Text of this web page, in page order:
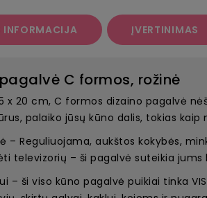
INFORMACIJA ĮVERTINIMAS
C formos, rožinė
x 20 cm, C formos dizaino pagalvė
palaiko jūsų kūno dalis, tokias kaip
– Reguliuojama, aukštos kokybės,
televizorių – ši pagalvė suteikia
– ši viso kūno pagalvė puikiai tinka